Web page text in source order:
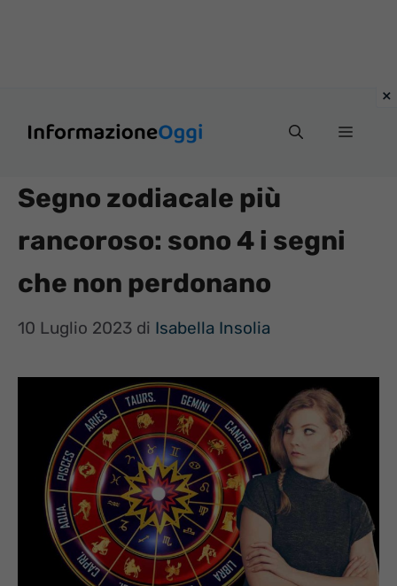
Menu
Segno zodiacale più
rancoroso: sono 4 i segni
che non perdonano
10 Luglio 2023 di Isabella Insolia